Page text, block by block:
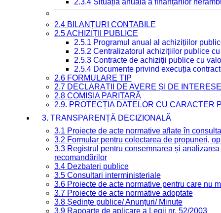
2.3.4 Situația anuală a finanțărilor
2.4 BILANȚURI CONTABILE
2.5 ACHIZIȚII PUBLICE
2.5.1 Programul anual al achizițiilor
2.5.2 Centralizatorul achizițiilor publice
2.5.3 Contracte de achiziții publice cu
2.5.4 Documente privind execuția
2.6 FORMULARE TIP
2.7 DECLARAȚII DE AVERE ȘI DE INTERESE
2.8 COMISIA PARITARĂ
2.9. PROTECȚIA DATELOR CU CARACTER
3. TRANSPARENȚĂ DECIZIONALĂ
3.1 Proiecte de acte normative aflate în
3.2 Formular pentru colectarea de propuneri,
3.3 Registrul pentru consemnarea și
recomandărilor
3.4 Dezbateri publice
3.5 Consultari interministeriale
3.6 Proiecte de acte normative pentru care nu
3.7 Proiecte de acte normative adoptate
3.8 Ședințe publice/ Anunțuri/ Minute
3.9 Rapoarte de aplicare a Legii nr. 52/2003